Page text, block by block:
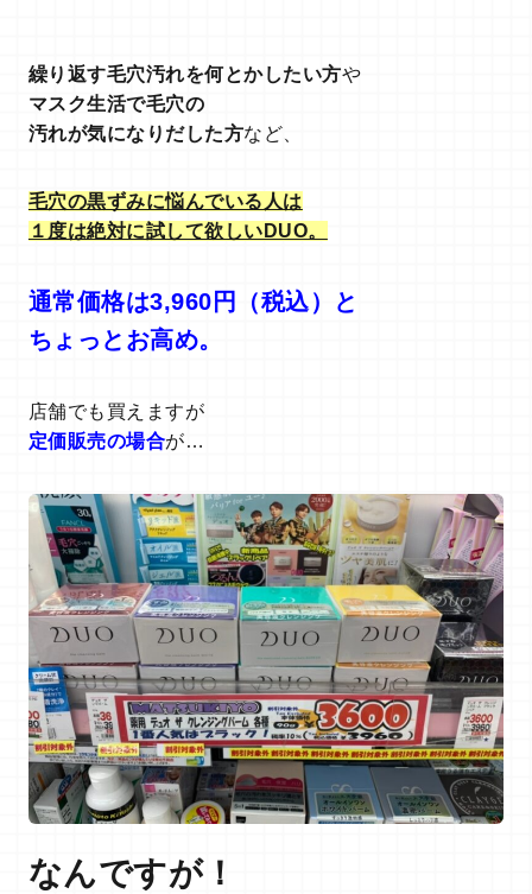
繰り返す毛穴汚れを何とかしたい方や
マスク生活で毛穴の
汚れが気になりだした方など、
毛穴の黒ずみに悩んでいる人は
１度は絶対に試して欲しいDUO。
通常価格は3,960円（税込）と
ちょっとお高め。
店舗でも買えますが
定価販売の場合が…
なんですが！